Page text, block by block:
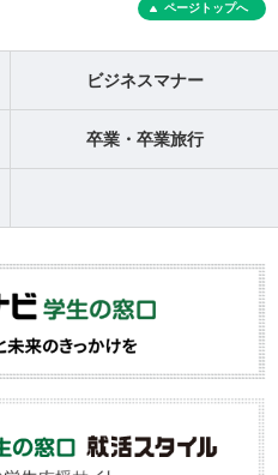
ページトップへ
ビジネスマナー
卒業・卒業旅行